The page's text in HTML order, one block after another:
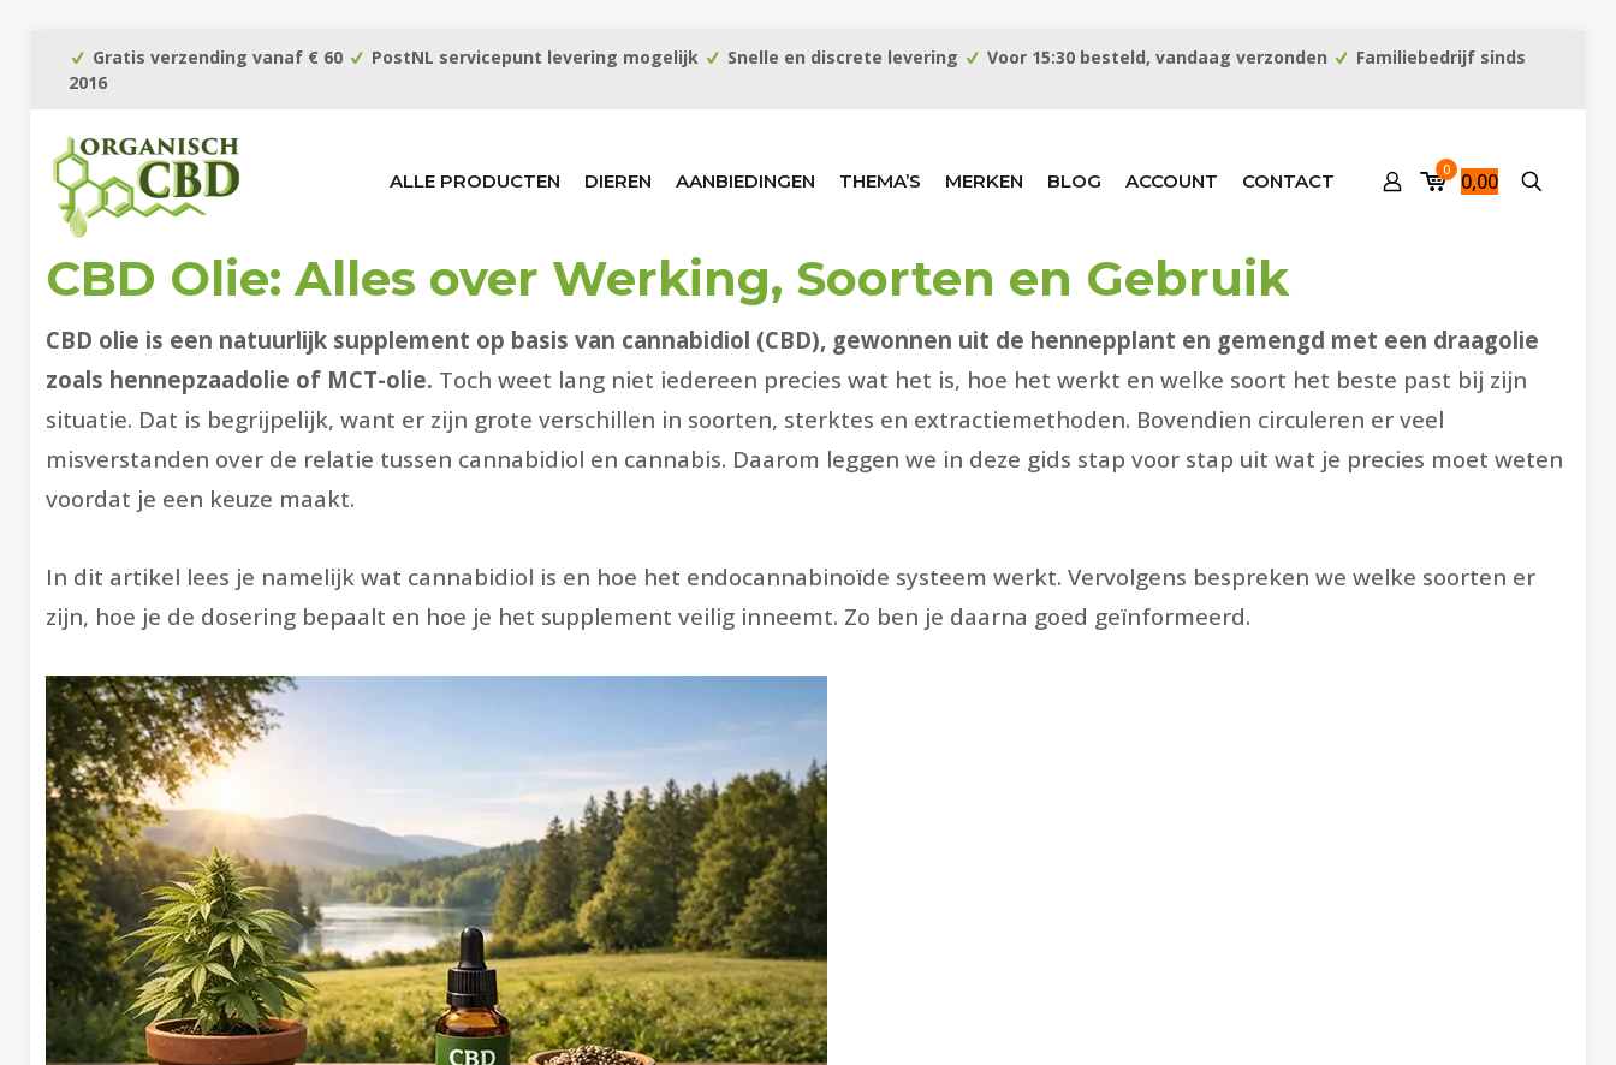
Gratis verzending vanaf € 60 PostNL servicepunt levering mogelijk Snelle en discrete levering Voor 15:30 besteld, vandaag verzonden
Familiebedrijf sinds
2016
ALLE PRODUCTEN DIEREN AANBIEDINGEN THEMA’S MERKEN BLOG ACCOUNT CONTACT
0 0,00
CBD Olie: Alles over Werking, Soorten en Gebruik
CBD olie is een natuurlijk supplement op basis van cannabidiol (CBD), gewonnen uit de hennepplant en gemengd met een draagolie
zoals hennepzaadolie of MCT-olie. Toch weet lang niet iedereen precies wat het is, hoe het werkt en welke soort het beste past bij zijn
situatie. Dat is begrijpelijk, want er zijn grote verschillen in soorten, sterktes en extractiemethoden. Bovendien circuleren er veel
misverstanden over de relatie tussen cannabidiol en cannabis. Daarom leggen we in deze gids stap voor stap uit wat je precies moet weten
voordat je een keuze maakt.
In dit artikel lees je namelijk wat cannabidiol is en hoe het endocannabinoïde systeem werkt. Vervolgens bespreken we welke soorten er
zijn, hoe je de dosering bepaalt en hoe je het supplement veilig inneemt. Zo ben je daarna goed geïnformeerd.